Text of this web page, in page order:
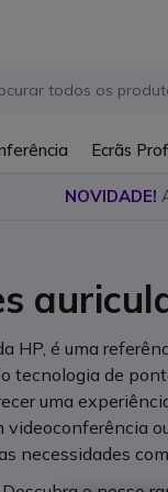
Ecrãs
NOVIDADE!
HP, é uma
tecnologia de
uma
necessidades